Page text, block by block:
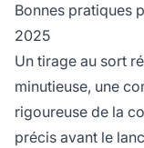
Bonnes pratiques
2025
Un tirage au sort
minutieuse, une
rigoureuse de la
précis avant le